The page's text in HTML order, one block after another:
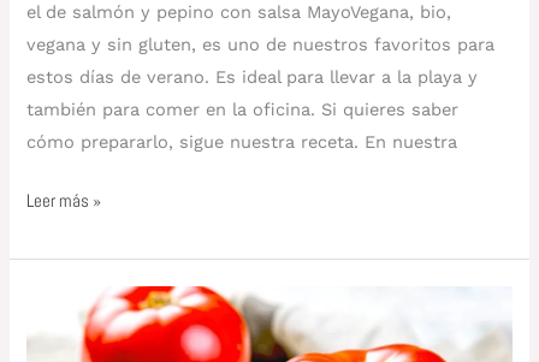
el de salmón y pepino con salsa MayoVegana, bio,
vegana y sin gluten, es uno de nuestros favoritos para
estos días de verano. Es ideal para llevar a la playa y
también para comer en la oficina. Si quieres saber
cómo prepararlo, sigue nuestra receta. En nuestra
Leer más »
Hamburguesa
GlutenFree